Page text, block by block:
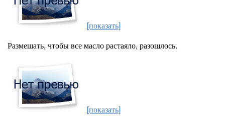
[показать]
Размешать, чтобы все масло растаяло, разошлось.
[показать]